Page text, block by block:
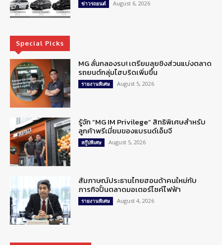
ข่าวรถยนต์ August 6, 2026
Special Picks
MG ลั่นกลองรบ! เตรียมลุยชิงส่วนแบ่งตลาด
รถยนต์กลุ่มไฮบริดเพิ่มขึ้น
รายงานพิเศษ August 5, 2026
รู้จัก “MG IM Privilege” สิทธิพิเศษสำหรับ
ลูกค้าพรีเมี่ยมของแบรนด์เอ็มจี
สกู๊ปพิเศษ August 5, 2026
สัมภาษณ์ประธานไทยฮอนด้าคนใหม่กับ
ภารกิจปั้นตลาดมอเตอร์ไซค์ไฟฟ้า
รายงานพิเศษ August 4, 2026